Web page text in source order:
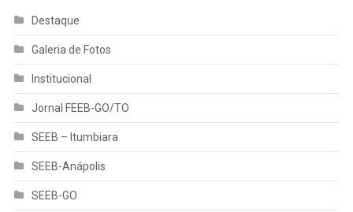
Destaque
Galeria de Fotos
Institucional
Jornal FEEB-GO/TO
SEEB – Itumbiara
SEEB-Anápolis
SEEB-GO